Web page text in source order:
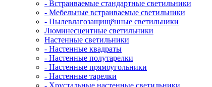
- Встраиваемые стандартные светильники
- Мебельные встраиваемые светильники
- Пылевлагозащищённые светильники
Люминесцентные светильники
Настенные светильники
- Настенные квадраты
- Настенные полутарелки
- Настенные прямоугольники
- Настенные тарелки
- Хрустальные настенные светильники